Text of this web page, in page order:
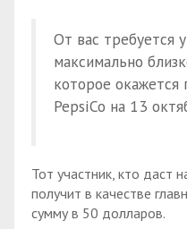
От вас требуется
максимально
которое окажется
PepsiCo на 13
Тот участник, кто даст
получит в качестве
сумму в 50 долларов.